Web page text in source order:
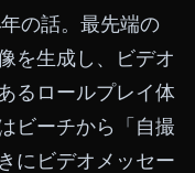
の話。最先端の
を生成し、ビデオ
るロールプレイ体
ビーチから「自撮
にビデオメッセー